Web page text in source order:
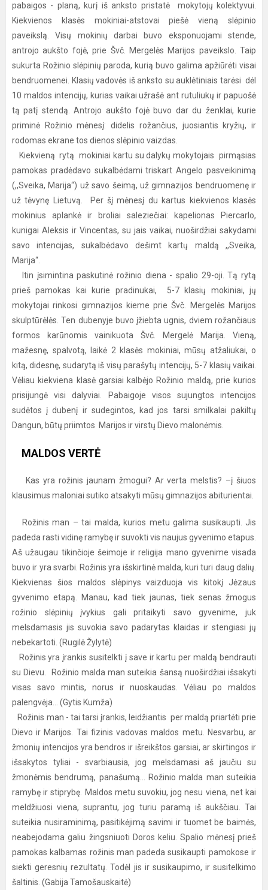
pabaigos - planą, kurį iš anksto pristatė mokytojų kolektyvui.
Kiekvienos klasės mokiniai-atstovai piešė vieną slėpinio
paveikslą. Visų mokinių darbai buvo eksponuojami stende,
antrojo aukšto fojė, prie Švč. Mergelės Marijos paveikslo. Taip
sukurta Rožinio slėpinių paroda, kurią buvo galima apžiūrėti visai
bendruomenei. Klasių vadovės iš anksto su auklėtiniais tarėsi dėl
10 maldos intencijų, kurias vaikai užrašė ant rutuliukų ir papuošė
tą patį stendą. Antrojo aukšto fojė buvo dar du ženklai, kurie
priminė Rožinio mėnesį: didelis rožančius, juosiantis kryžių, ir
rodomas ekrane tos dienos slėpinio vaizdas.
Kiekvieną rytą mokiniai kartu su dalykų mokytojais pirmąsias
pamokas pradėdavo sukalbėdami triskart Angelo pasveikinimą
(,,Sveika, Marija“) už savo šeimą, už gimnazijos bendruomenę ir
už tėvynę Lietuvą. Per šį mėnesį du kartus kiekvienos klasės
mokinius aplankė ir broliai saleziečiai: kapelionas Piercarlo,
kunigai Aleksis ir Vincentas, su jais vaikai, nuoširdžiai sakydami
savo intencijas, sukalbėdavo dešimt kartų maldą ,,Sveika,
Marija“.
Itin įsimintina paskutinė rožinio diena - spalio 29-oji. Tą rytą
prieš pamokas kai kurie pradinukai, 5-7 klasių mokiniai, jų
mokytojai rinkosi gimnazijos kieme prie Švč. Mergelės Marijos
skulptūrėlės. Ten dubenyje buvo įžiebta ugnis, dviem rožančiaus
formos karūnomis vainikuota Švč. Mergelė Marija. Vieną,
mažesnę, spalvotą, laikė 2 klasės mokiniai, mūsų atžaliukai, o
kitą, didesnę, sudarytą iš visų parašytų intencijų, 5-7 klasių vaikai.
Vėliau kiekviena klasė garsiai kalbėjo Rožinio maldą, prie kurios
prisijungė visi dalyviai. Pabaigoje visos sujungtos intencijos
sudėtos į dubenį ir sudegintos, kad jos tarsi smilkalai pakiltų
Dangun, būtų priimtos Marijos ir virstų Dievo malonėmis.
MALDOS VERTĖ
Kas yra rožinis jaunam žmogui? Ar verta melstis? –į šiuos
klausimus maloniai sutiko atsakyti mūsų gimnazijos abiturientai.
Rožinis man – tai malda, kurios metu galima susikaupti. Jis
padeda rasti vidinę ramybę ir suvokti vis naujus gyvenimo etapus.
Aš užaugau tikinčioje šeimoje ir religija mano gyvenime visada
buvo ir yra svarbi. Rožinis yra išskirtinė malda, kuri turi daug dalių.
Kiekvienas šios maldos slėpinys vaizduoja vis kitokį Jėzaus
gyvenimo etapą. Manau, kad tiek jaunas, tiek senas žmogus
rožinio slėpinių įvykius gali pritaikyti savo gyvenime, juk
melsdamasis jis suvokia savo padarytas klaidas ir stengiasi jų
nebekartoti. (Rugilė Žylytė)
Rožinis yra įrankis susitelkti į save ir kartu per maldą bendrauti
su Dievu. Rožinio malda man suteikia šansą nuoširdžiai išsakyti
visas savo mintis, norus ir nuoskaudas. Vėliau po maldos
palengvėja... (Gytis Kumža)
Rožinis man - tai tarsi įrankis, leidžiantis per maldą priartėti prie
Dievo ir Marijos. Tai fizinis vadovas maldos metu. Nesvarbu, ar
žmonių intencijos yra bendros ir išreikštos garsiai, ar skirtingos ir
išsakytos tyliai - svarbiausia, jog melsdamasi aš jaučiu su
žmonėmis bendrumą, panašumą... Rožinio malda man suteikia
ramybę ir stiprybę. Maldos metu suvokiu, jog nesu viena, net kai
meldžiuosi viena, suprantu, jog turiu paramą iš aukščiau. Tai
suteikia nusiraminimą, pasitikėjimą savimi ir tuomet be baimės,
neabejodama galiu žingsniuoti Doros keliu. Spalio mėnesį prieš
pamokas kalbamas rožinis man padeda susikaupti pamokose ir
siekti geresnių rezultatų. Todėl jis ir susikaupimo, ir susitelkimo
šaltinis. (Gabija Tamošauskaitė)